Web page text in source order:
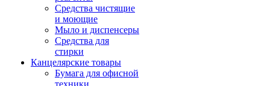
Средства чистящие
и моющие
Мыло и диспенсеры
Средства для
стирки
Канцелярские товары
Бумага для офисной
техники